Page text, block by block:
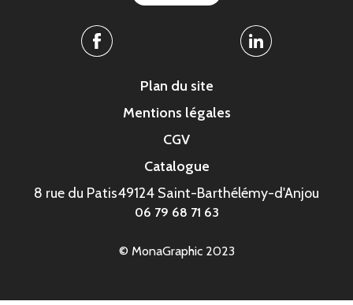
Facebook Linkedin
Plan du site
Mentions légales
CGV
Catalogue
8 rue du Patis49124 Saint-Barthélémy-d'Anjou
06 79 68 71 63
© MonaGraphic 2023